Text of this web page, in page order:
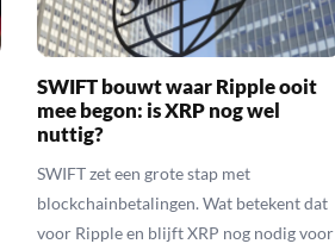
SWIFT bouwt waar Ripple ooit
mee begon: is XRP nog wel
nuttig?
SWIFT zet een grote stap met
blockchainbetalingen. Wat betekent dat
voor Ripple en blijft XRP nog nodig voor